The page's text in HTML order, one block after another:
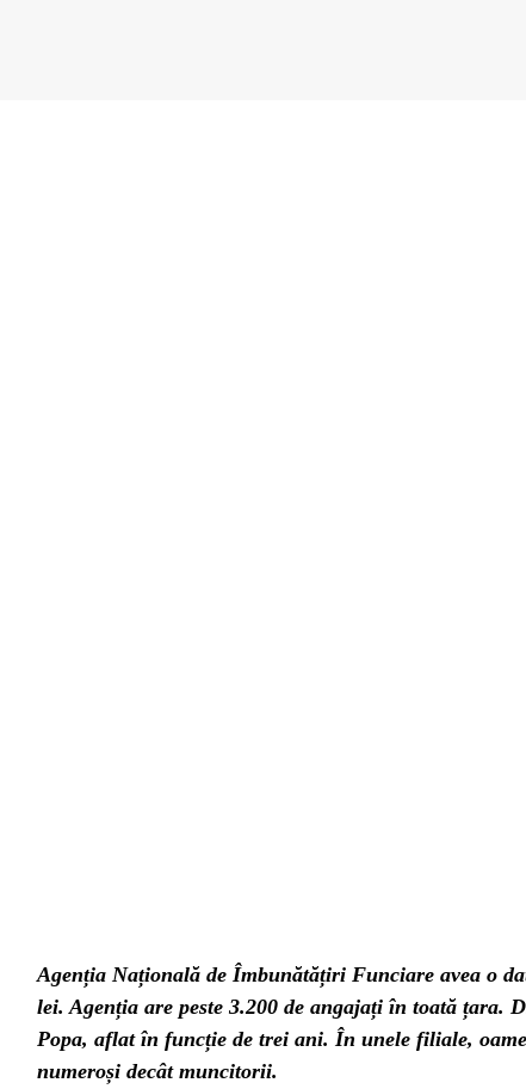
Agenția Națională de Îmbunătățiri Funciare avea o
lei. Agenția are peste 3.200 de angajați în toată țara.
Popa, aflat în funcție de trei ani. În unele filiale,
numeroși decât muncitorii.